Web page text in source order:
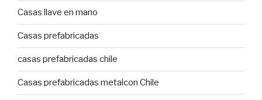
Casas llave en mano
Casas prefabricadas
casas prefabricadas chile
Casas prefabricadas metalcon Chile